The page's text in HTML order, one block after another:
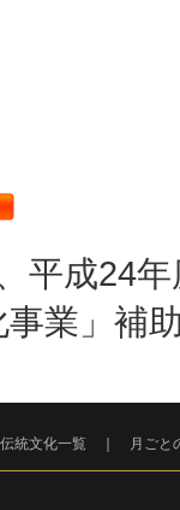
平成24
業」補
伝統文化一覧 月ごと